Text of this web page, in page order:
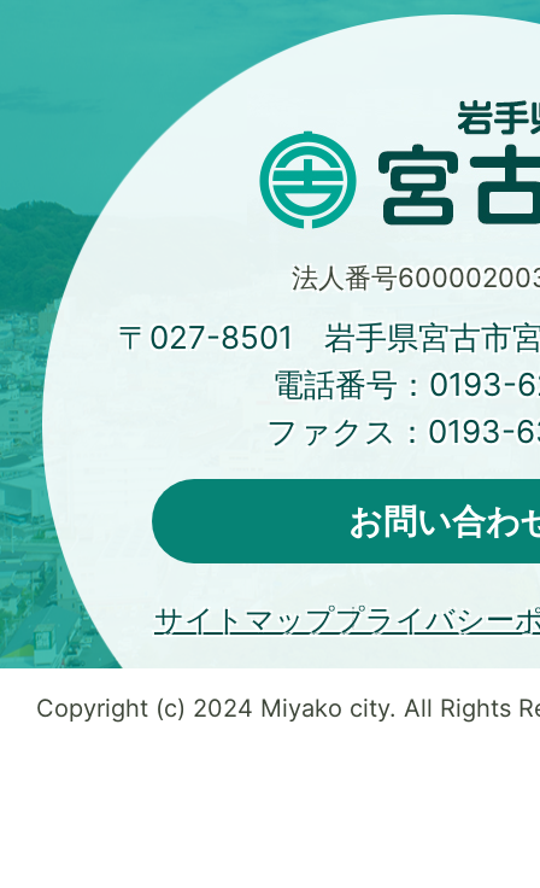
法人番号
〒027-8501 岩手県宮古市
電話番号： 0193-
ファクス： 0193-
お問い合わ
サイトマッププライバシー
Copyright (c) 2024 Miyako city. All Rights